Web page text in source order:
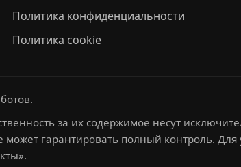
Политика конфиденциальности
Политика cookie
за их содержимое несут
гарантировать полный контроль.